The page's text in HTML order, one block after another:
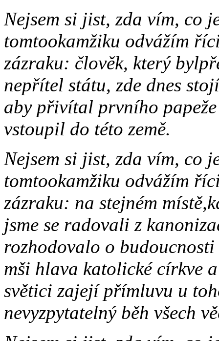
Nejsem si jist, zda vím, co
tomtookamžiku odvážím
zázraku: člověk, který
nepřítel státu, zde dnes
aby přivítal prvního
vstoupil do této země.
Nejsem si jist, zda vím, co
tomtookamžiku odvážím
zázraku: na stejném
jsme se radovali z
rozhodovalo o budoucnosti
mši hlava katolické církve
světici zajejí přímluvu u
nevyzpytatelný běh všech